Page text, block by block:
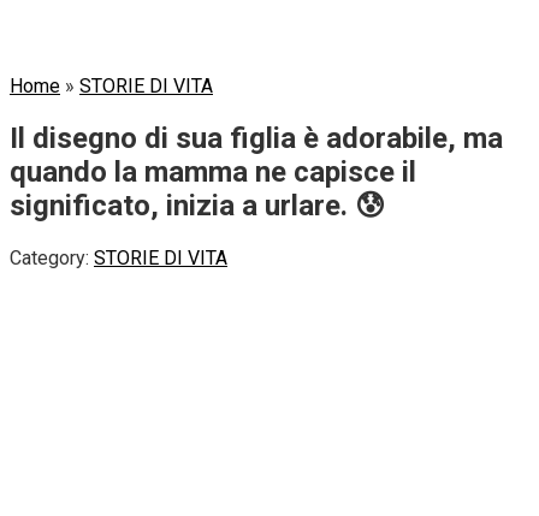
Home » STORIE DI VITA
Il disegno di sua figlia è adorabile, ma
quando la mamma ne capisce il
significato, inizia a urlare. 😰
Category: STORIE DI VITA